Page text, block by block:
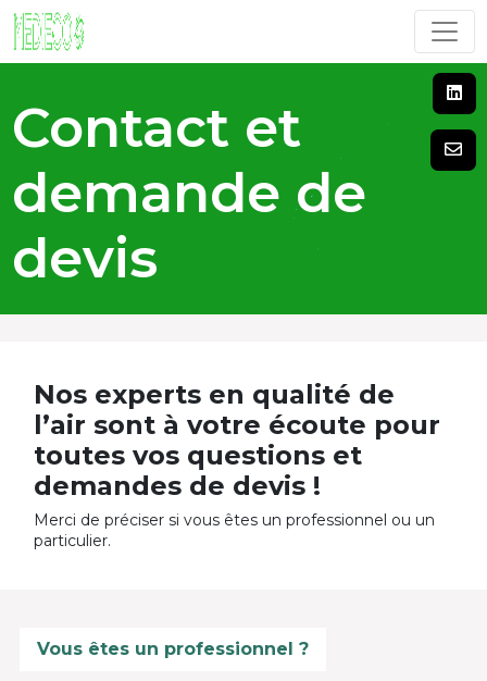
Contact et
demande de
devis
Nos experts en qualité de
l’air sont à votre écoute pour
toutes vos questions et
demandes de devis !
Merci de préciser si vous êtes un professionnel ou un
particulier.
Vous êtes un professionnel ?